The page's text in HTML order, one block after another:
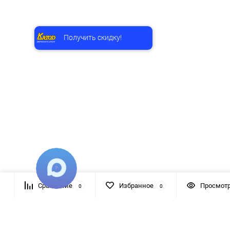
Сравнение 0 Избранное 0
Получить скидку!